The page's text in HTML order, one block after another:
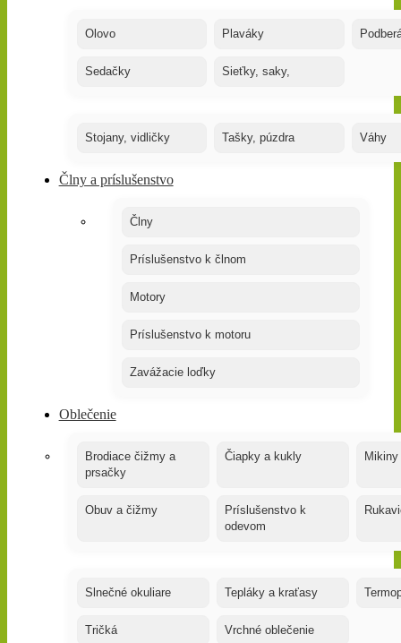
Olovo Plaváky
Sedačky Sieťky, saky,
Stojany, vidličky Tašky, púzdra Váhy
Člny a príslušenstvo
Člny
Príslušenstvo k člnom
Motory
Príslušenstvo k motoru
Zavážacie loďky
Oblečenie
Brodiace čižmy a
prsačky
Čiapky a kukly Mikiny
Obuv a čižmy
Príslušenstvo k
odevom
Slnečné okuliare Tepláky a kraťasy
Tričká Vrchné oblečenie